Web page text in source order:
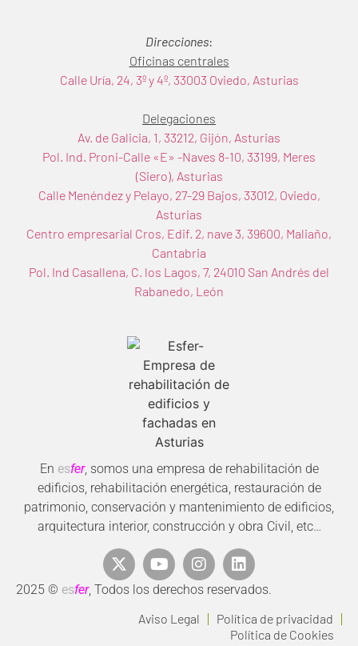
Direcciones:
Oficinas centrales
Calle Uría, 24, 3º y 4º, 33003 Oviedo, Asturias
Delegaciones
Av. de Galicia, 1, 33212, Gijón, Asturias
Pol. Ind. Proni-Calle «E» -Naves 8-10, 33199, Meres
(Siero), Asturias
Calle Menéndez y Pelayo, 27-29 Bajos, 33012, Oviedo,
Asturias
Centro empresarial Cros, Edif. 2, nave 3, 39600, Maliaño,
Cantabria
Pol. Ind Casallena, C. los Lagos, 7, 24010 San Andrés del
Rabanedo, León
En esfer, somos una empresa de rehabilitación de
edificios, rehabilitación energética, restauración de
patrimonio, conservación y mantenimiento de edificios,
arquitectura interior, construcción y obra Civil, etc…
2025 © esfer, Todos los derechos reservados.
Aviso Legal
Política de privacidad
Política de Cookies